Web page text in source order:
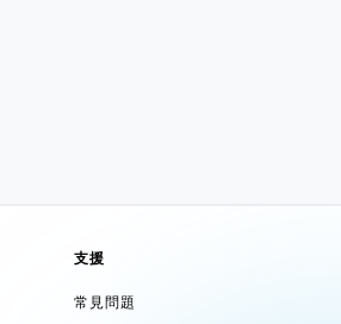
支援
常見問題